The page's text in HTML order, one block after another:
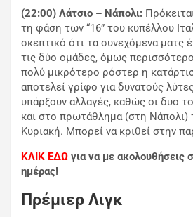
(22:00) Λάτσιο – Νάπολι:
τη φάση των “16” του κυπέλλου
σκεπτικό ότι τα συνεχόμενα ματς
τις δύο ομάδες, όμως
πολύ μικρότερο ρόστερ η
αποτελεί γρίφο για δυνατούς
υπάρξουν αλλαγές, καθώς οι δυο
και στο πρωτάθλημα (στη Νάπολι)
Κυριακή. Μπορεί να κριθεί στην
ΚΛΙΚ ΕΔΩ για να με ακολουθήσεις
ημέρας!
Πρέμιερ Λιγκ